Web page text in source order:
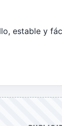
estable y